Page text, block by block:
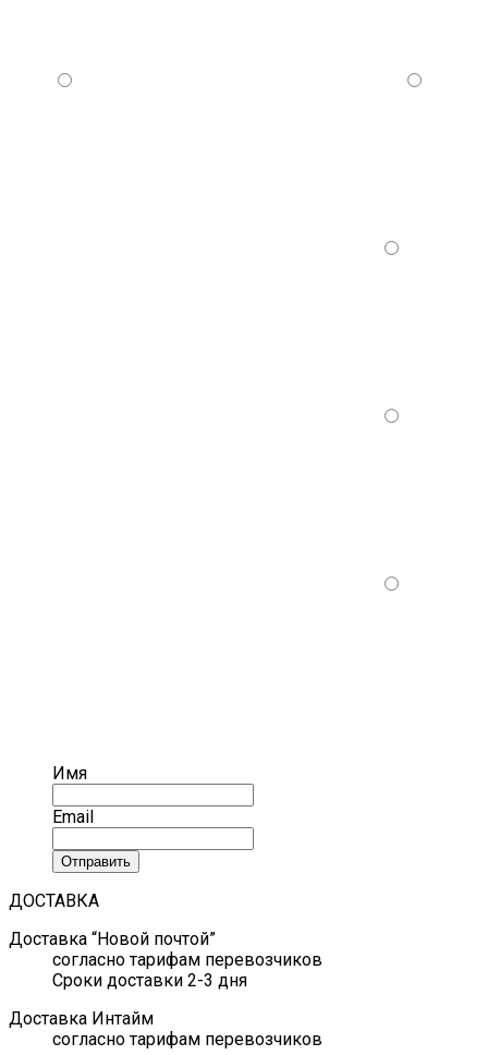
Имя
Email
Отправить
ДОСТАВКА
Доставка “Новой почтой”
согласно тарифам перевозчиков
Сроки доставки 2-3 дня
Доставка Интайм
согласно тарифам перевозчиков